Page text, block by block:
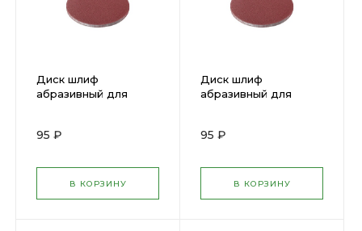
Диск шлиф
абразивный для
0100/54697
95 ₽
В КОРЗИНУ
Диск шлиф
абразивный для
0060/54695
95 ₽
В КОРЗИНУ